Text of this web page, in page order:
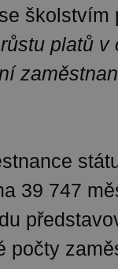
školstvím
platů v
39 747
počty